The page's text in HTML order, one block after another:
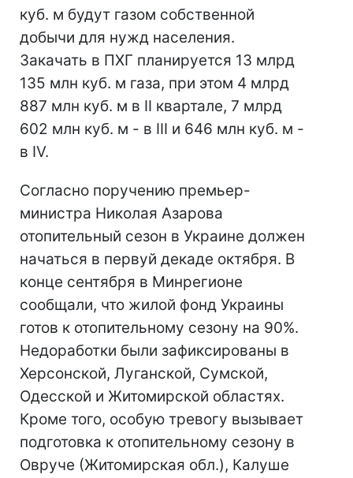
куб. м будут газом собственной
добычи для нужд населения.
Закачать в ПХГ планируется 13 млрд
135 млн куб. м газа, при этом 4 млрд
887 млн куб. м в II квартале, 7 млрд
602 млн куб. м - в III и 646 млн куб. м -
в IV.
Согласно поручению премьер-
министра Николая Азарова
отопительный сезон в Украине должен
начаться в первуй декаде октября. В
конце сентября в Минрегионе
сообщали, что жилой фонд Украины
готов к отопительному сезону на 90%.
Недоработки были зафиксированы в
Херсонской, Луганской, Сумской,
Одесской и Житомирской областях.
Кроме того, особую тревогу вызывает
подготовка к отопительному сезону в
Овруче (Житомирская обл.), Калуше